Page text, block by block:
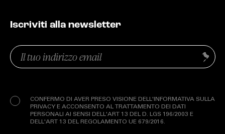
Iscriviti alla newsletter
Email
(Obbligatorio)
CONFERMO DI AVER PRESO VISIONE DELL'INFORMATIVA SULLA
PRIVACY E ACCONSENTO AL TRATTAMENTO DEI DATI
PERSONALI AI SENSI DELL'ART 13 DEL D. LGS 196/2003 E
DELL'ART 13 DEL REGOLAMENTO UE 679/2016.
Invia